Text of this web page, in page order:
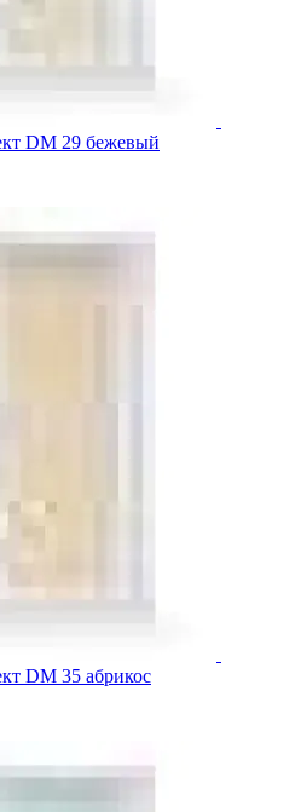
DM 29 бежевый
DM 35 абрикос